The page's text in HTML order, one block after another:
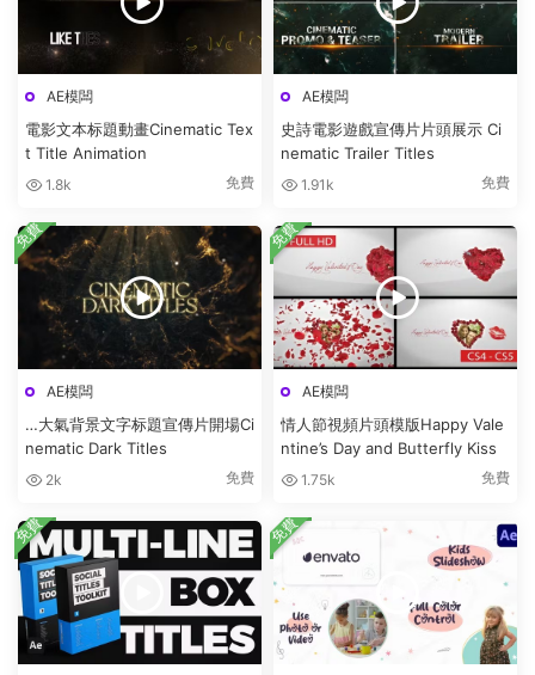
AE模闆
電影文本标題動畫Cinematic Tex
t Title Animation
1.8k 免費
AE模闆
史詩電影遊戲宣傳片片頭展示 Ci
nematic Trailer Titles
1.91k 免費
AE模闆
…大氣背景文字标題宣傳片開場Ci
nematic Dark Titles
2k 免費
免費
AE模闆
情人節視頻片頭模版Happy Vale
ntine’s Day and Butterfly Kiss
1.75k 免費
免費
免費 免費